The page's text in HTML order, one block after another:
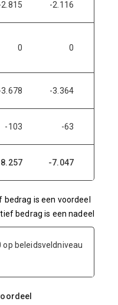
2.815 -2.116
0 0
3.678 -3.364
-103 -63
-7.047
bedrag is een voordeel
bedrag is een nadeel
op beleidsveldniveau